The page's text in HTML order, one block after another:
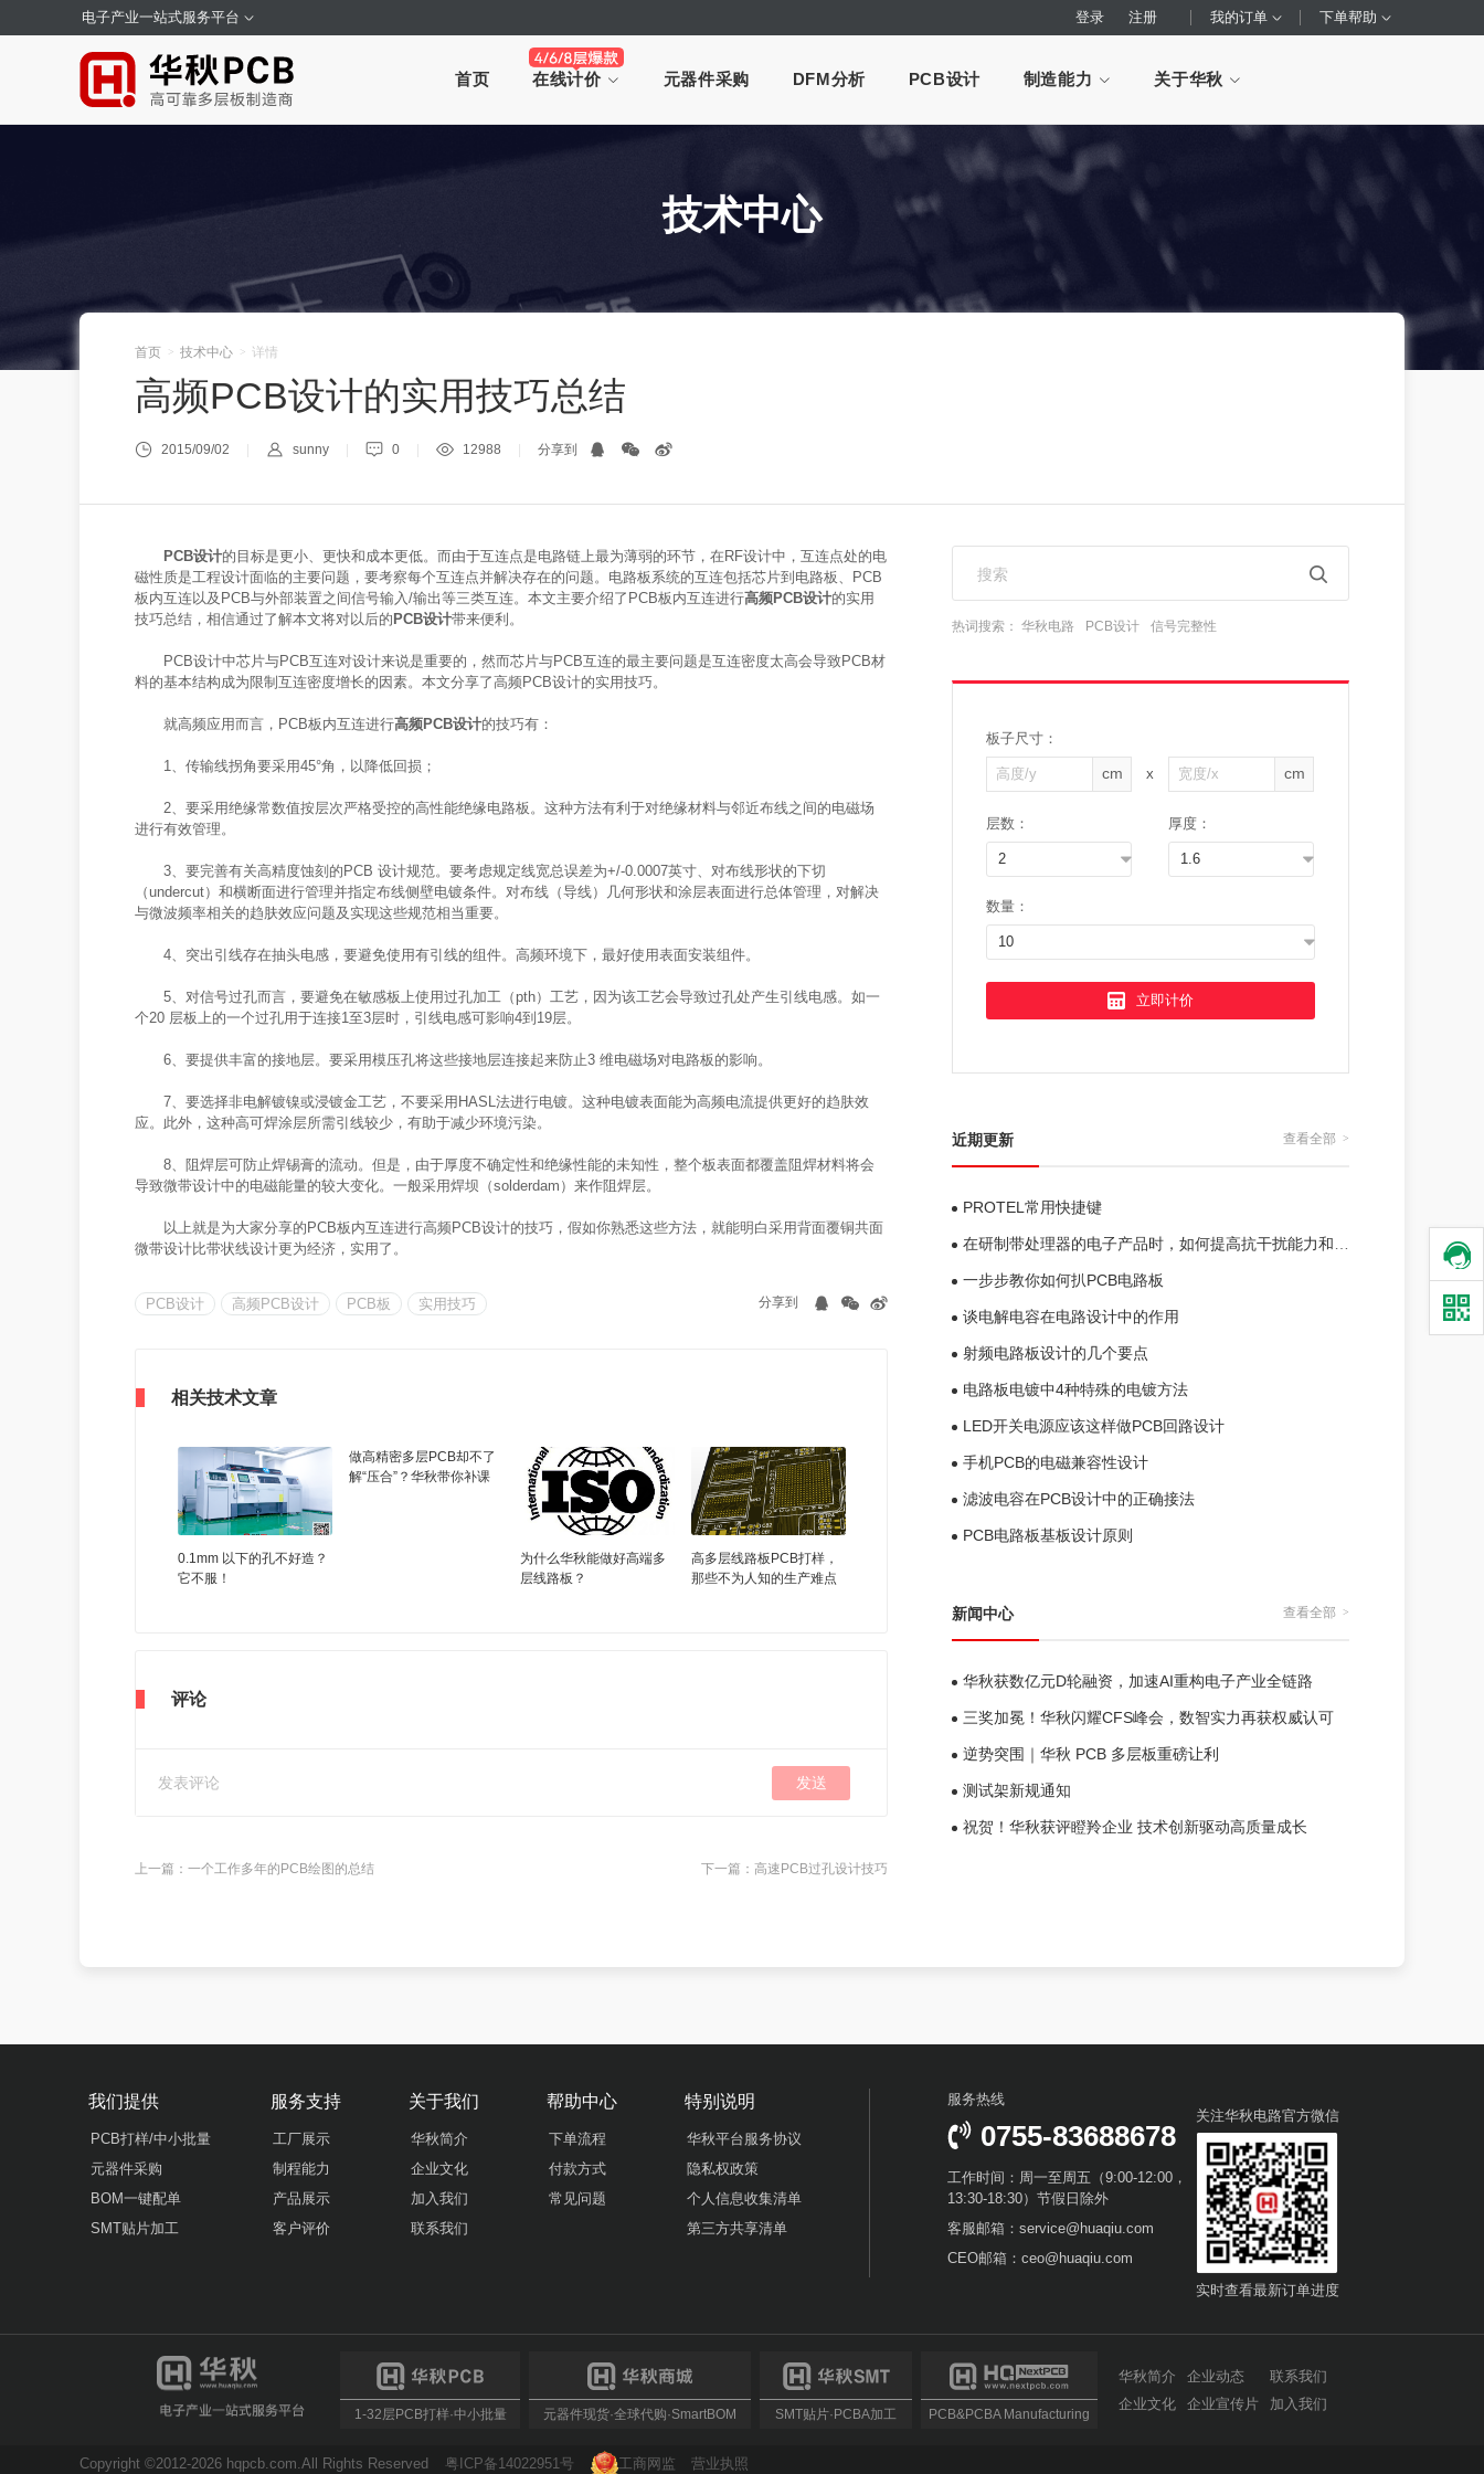
电子产业一站式服务平台 登录 注册 我的订单 下单帮助
首页 在线计价 元器件采购 DFM分析 PCB设计 制造能力 关于华秋
技术中心
首页 > 技术中心 > 详情
高频PCB设计的实用技巧总结
2015/09/02 sunny 0 12988 分享到
PCB设计的目标是更小、更快和成本更低。而由于互连点是电路链上最为薄弱的环节，在RF设计中，互连点处的电
磁性质是工程设计面临的主要问题，要考察每个互连点并解决存在的问题。电路板系统的互连包括芯片到电路板、PCB
板内互连以及PCB与外部装置之间信号输入/输出等三类互连。本文主要介绍了PCB板内互连进行高频PCB设计的实用
技巧总结，相信通过了解本文将对以后的 PCB设计带来便利。
PCB设计中芯片与PCB互连对设计来说是重要的，然而芯片与PCB互连的最主要问题是互连密度太高会导致PCB材
料的基本结构成为限制互连密度增长的因素。本文分享了高频PCB设计的实用技巧。
就高频应用而言，PCB板内互连进行高频PCB设计的技巧有：
1、传输线拐角要采用45°角，以降低回损；
2、要采用绝缘常数值按层次严格受控的高性能绝缘电路板。这种方法有利于对绝缘材料与邻近布线之间的电磁场
进行有效管理。
3、要完善有关高精度蚀刻的PCB 设计规范。要考虑规定线宽总误差为+/-0.0007英寸、对布线形状的下切
（undercut）和横断面进行管理并指定布线侧壁电镀条件。对布线（导线）几何形状和涂层表面进行总体管理，对解决
与微波频率相关的趋肤效应问题及实现这些规范相当重要。
4、突出引线存在抽头电感，要避免使用有引线的组件。高频环境下，最好使用表面安装组件。
5、对信号过孔而言，要避免在敏感板上使用过孔加工（pth）工艺，因为该工艺会导致过孔处产生引线电感。如一
个20 层板上的一个过孔用于连接1至3层时，引线电感可影响4到19层。
6、要提供丰富的接地层。要采用模压孔将这些接地层连接起来防止3 维电磁场对电路板的影响。
7、要选择非电解镀镍或浸镀金工艺，不要采用HASL法进行电镀。这种电镀表面能为高频电流提供更好的趋肤效
应。此外，这种高可焊涂层所需引线较少，有助于减少环境污染。
8、阻焊层可防止焊锡膏的流动。但是，由于厚度不确定性和绝缘性能的未知性，整个板表面都覆盖阻焊材料将会
导致微带设计中的电磁能量的较大变化。一般采用焊坝（solderdam）来作阻焊层。
以上就是为大家分享的PCB板内互连进行高频PCB设计的技巧，假如你熟悉这些方法，就能明白采用背面覆铜共面
微带设计比带状线设计更为经济，实用了。
PCB设计 高频PCB设计 PCB板 实用技巧 分享到
相关技术文章
0.1mm 以下的孔不好造？
它不服！
做高精密多层PCB却不了
解“压合”？华秋带你补课
为什么华秋能做好高端多
层线路板？
高多层线路板PCB打样，
那些不为人知的生产难点
评论
发送
上一篇： 一个工作多年的PCB绘图的总结 下一篇： 高速PCB过孔设计技巧
热词搜索： 华秋电路 PCB设计 信号完整性
板子尺寸：
cm X cm
层数：
2
厚度：
1.6
数量：
10
立即计价
近期更新 查看全部 >
PROTEL常用快捷键
在研制带处理器的电子产品时，如何提高抗干扰能力和电磁兼容性？
一步步教你如何扒PCB电路板
谈电解电容在电路设计中的作用
射频电路板设计的几个要点
电路板电镀中4种特殊的电镀方法
LED开关电源应该这样做PCB回路设计
手机PCB的电磁兼容性设计
滤波电容在PCB设计中的正确接法
PCB电路板基板设计原则
新闻中心 查看全部 >
华秋获数亿元D轮融资，加速AI重构电子产业全链路
三奖加冕！华秋闪耀CFS峰会，数智实力再获权威认可
逆势突围｜华秋 PCB 多层板重磅让利
测试架新规通知
祝贺！华秋获评瞪羚企业 技术创新驱动高质量成长
我们提供
PCB打样/中小批量
元器件采购
BOM一键配单
SMT贴片加工
服务支持
工厂展示
制程能力
产品展示
客户评价
关于我们
华秋简介
企业文化
加入我们
联系我们
帮助中心
下单流程
付款方式
常见问题
特别说明
华秋平台服务协议
隐私权政策
个人信息收集清单
第三方共享清单
服务热线
0755-83688678
工作时间：周一至周五（9:00-12:00，
13:30-18:30）节假日除外
客服邮箱：service@huaqiu.com
CEO邮箱：ceo@huaqiu.com
关注华秋电路官方微信
实时查看最新订单进度
1-32层PCB打样·中小批量 元器件现货·全球代购·SmartBOM SMT贴片·PCBA加工 PCB&PCBA Manufacturing
华秋简介
企业文化
企业动态
企业宣传片
联系我们
加入我们
Copyright ©2012-2026 hqpcb.com.All Rights Reserved 粤ICP备14022951号 工商网监 营业执照